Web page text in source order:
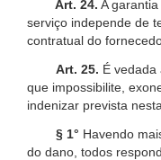
Art. 24. A
serviço independe de
contratual do
Art. 25. É vedada
que impossibilite,
indenizar prevista
§ 1° Havendo
do dano, todos